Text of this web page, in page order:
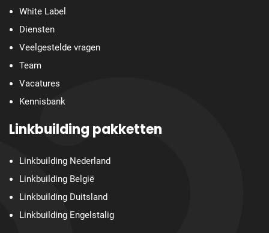
White Label
Diensten
Veelgestelde vragen
Team
Vacatures
Kennisbank
Linkbuilding pakketten
Linkbuilding Nederland
Linkbuilding België
Linkbuilding Duitsland
Linkbuilding Engelstalig